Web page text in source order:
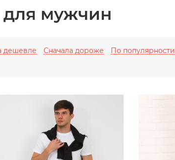
мужчин
дешевле Сначала дороже По популярности